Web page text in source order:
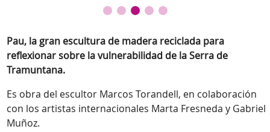
Pau, la gran escultura de madera reciclada para
reflexionar sobre la vulnerabilidad de la Serra de
Tramuntana.
Es obra del escultor Marcos Torandell, en colaboración
con los artistas internacionales Marta Fresneda y Gabriel
Muñoz.